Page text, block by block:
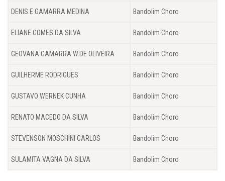
DENIS.E GAMARRA MEDINA Bandolim Choro
ELIANE GOMES DA SILVA Bandolim Choro
GEOVANA GAMARRA W.DE OLIVEIRA Bandolim Choro
GUILHERME RODRIGUES Bandolim Choro
GUSTAVO WERNEK CUNHA Bandolim Choro
RENATO MACEDO DA SILVA Bandolim Choro
STEVENSON MOSCHINI CARLOS Bandolim Choro
SULAMITA VAGNA DA SILVA Bandolim Choro